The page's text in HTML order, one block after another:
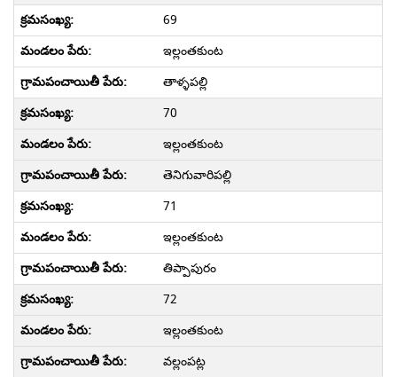
69
ఇల్లంతకుంట
తాళ్ళపల్లి
70
ఇల్లంతకుంట
తెనిగువారిపల్లి
71
ఇల్లంతకుంట
తిప్పాపురం
72
ఇల్లంతకుంట
వల్లంపట్ల